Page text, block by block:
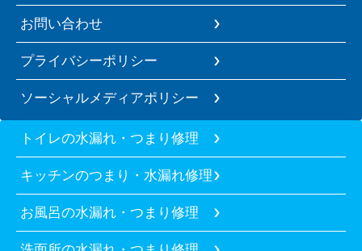
お問い合わせ
プライバシーポリシー
ソーシャルメディアポリシー
トイレの水漏れ・つまり修理
キッチンのつまり・水漏れ修理
お風呂の水漏れ・つまり修理